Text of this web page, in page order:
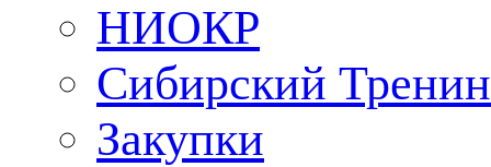
НИОКР
Сибирский
Закупки